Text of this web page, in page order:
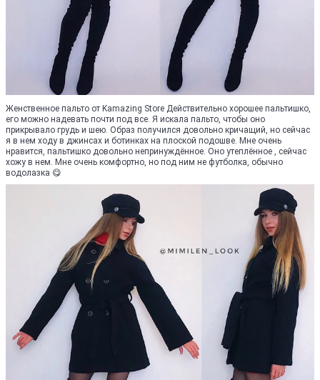
Женственное пальто от Kamazing Store Действительно хорошее пальтишко,
его можно надевать почти под все. Я искала пальто, чтобы оно
прикрывало грудь и шею. Образ получился довольно кричащий, но сейчас
я в нем ходу в джинсах и ботинках на плоской подошве. Мне очень
нравится, пальтишко довольно непринуждённое. Оно утеплённое , сейчас
хожу в нем. Мне очень комфортно, но под ним не футболка, обычно
водолазка 😋